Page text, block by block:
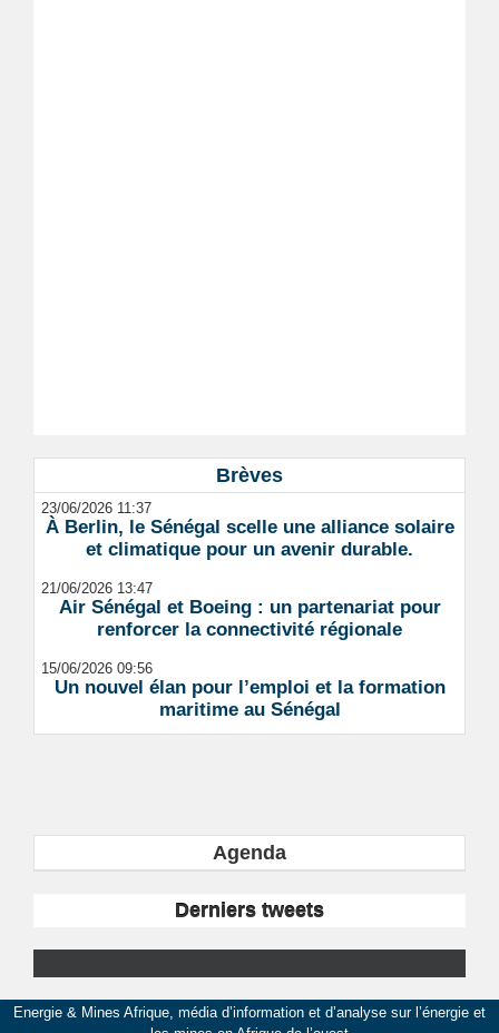
Brèves
23/06/2026 11:37
À Berlin, le Sénégal scelle une alliance solaire
et climatique pour un avenir durable.
21/06/2026 13:47
Air Sénégal et Boeing : un partenariat pour
renforcer la connectivité régionale
15/06/2026 09:56
Un nouvel élan pour l’emploi et la formation
maritime au Sénégal
Agenda
Derniers tweets
Energie & Mines Afrique, média d’information et d’analyse sur l’énergie et